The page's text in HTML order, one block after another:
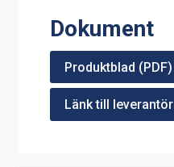
Dokument
Produktblad (PDF)
Länk till leverantör